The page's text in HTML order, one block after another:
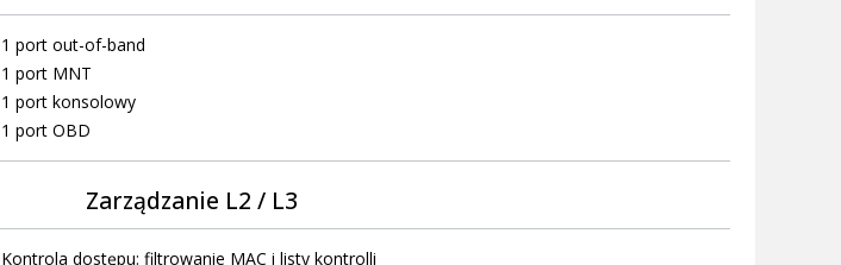
1 port out-of-band
1 port MNT
1 port konsolowy
1 port OBD
Zarządzanie L2 / L3
Kontrola dostępu: filtrowanie MAC i listy kontrolli